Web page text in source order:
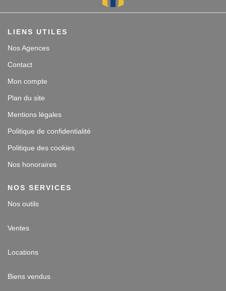
LIENS UTILES
Nos Agences
Contact
Mon compte
Plan du site
Mentions légales
Politique de confidentialité
Politique des cookies
Nos honoraires
NOS SERVICES
Nos outils
Ventes
Locations
Biens vendus